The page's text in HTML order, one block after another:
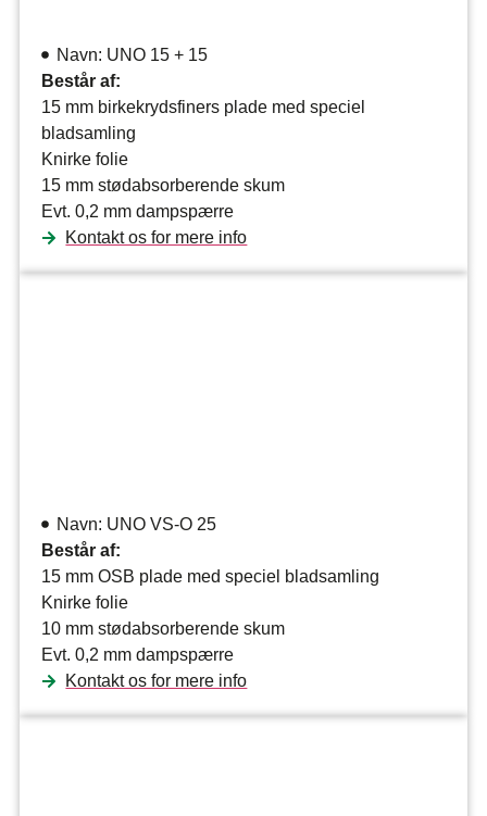
Navn: UNO 15 + 15
Består af:
15 mm birkekrydsfiners plade med speciel
bladsamling
Knirke folie
15 mm stødabsorberende skum
Evt. 0,2 mm dampspærre
Kontakt os for mere info
Navn: UNO VS-O 25
Består af:
15 mm OSB plade med speciel bladsamling
Knirke folie
10 mm stødabsorberende skum
Evt. 0,2 mm dampspærre
Kontakt os for mere info